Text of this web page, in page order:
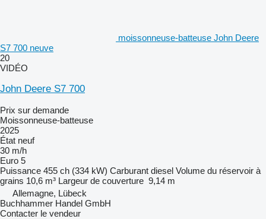
moissonneuse-batteuse John Deere
S7 700 neuve
20
VIDÉO
John Deere S7 700
Prix sur demande
Moissonneuse-batteuse
2025
État neuf
30 m/h
Euro 5
Puissance 455 ch (334 kW) Carburant diesel Volume du réservoir à
grains 10,6 m³ Largeur de couverture 9,14 m
Allemagne, Lübeck
Buchhammer Handel GmbH
Contacter le vendeur